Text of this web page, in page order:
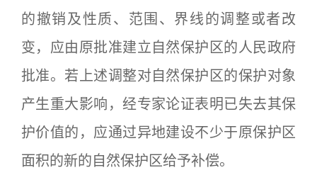
的撤销及性质、范围、界线的调整或者改
变，应由原批准建立自然保护区的人民政府
批准。若上述调整对自然保护区的保护对象
产生重大影响，经专家论证表明已失去其保
护价值的，应通过异地建设不少于原保护区
面积的新的自然保护区给予补偿。